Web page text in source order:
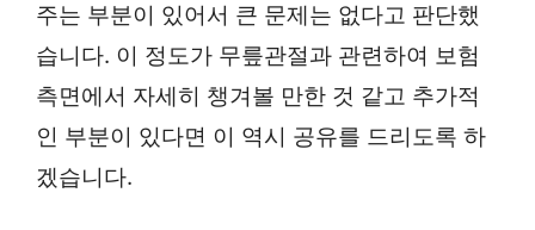
주는 부분이 있어서 큰 문제는 없다고 판단했
습니다. 이 정도가 무릎관절과 관련하여 보험
측면에서 자세히 챙겨볼 만한 것 같고 추가적
인 부분이 있다면 이 역시 공유를 드리도록 하
겠습니다.